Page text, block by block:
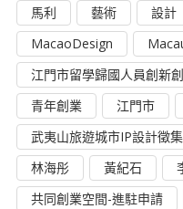
馬利
藝術 設計
MacaoDesign
江門市留學歸國人員創新
青年創業
江門市
武夷山旅遊城市IP設計徵
林海彤
黃紀石
共同創業空間-進駐申請